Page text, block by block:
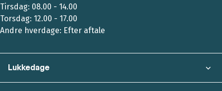
Tirsdag: 08.00 - 14.00
Torsdag: 12.00 - 17.00
Andre hverdage: Efter aftale
Lukkedage